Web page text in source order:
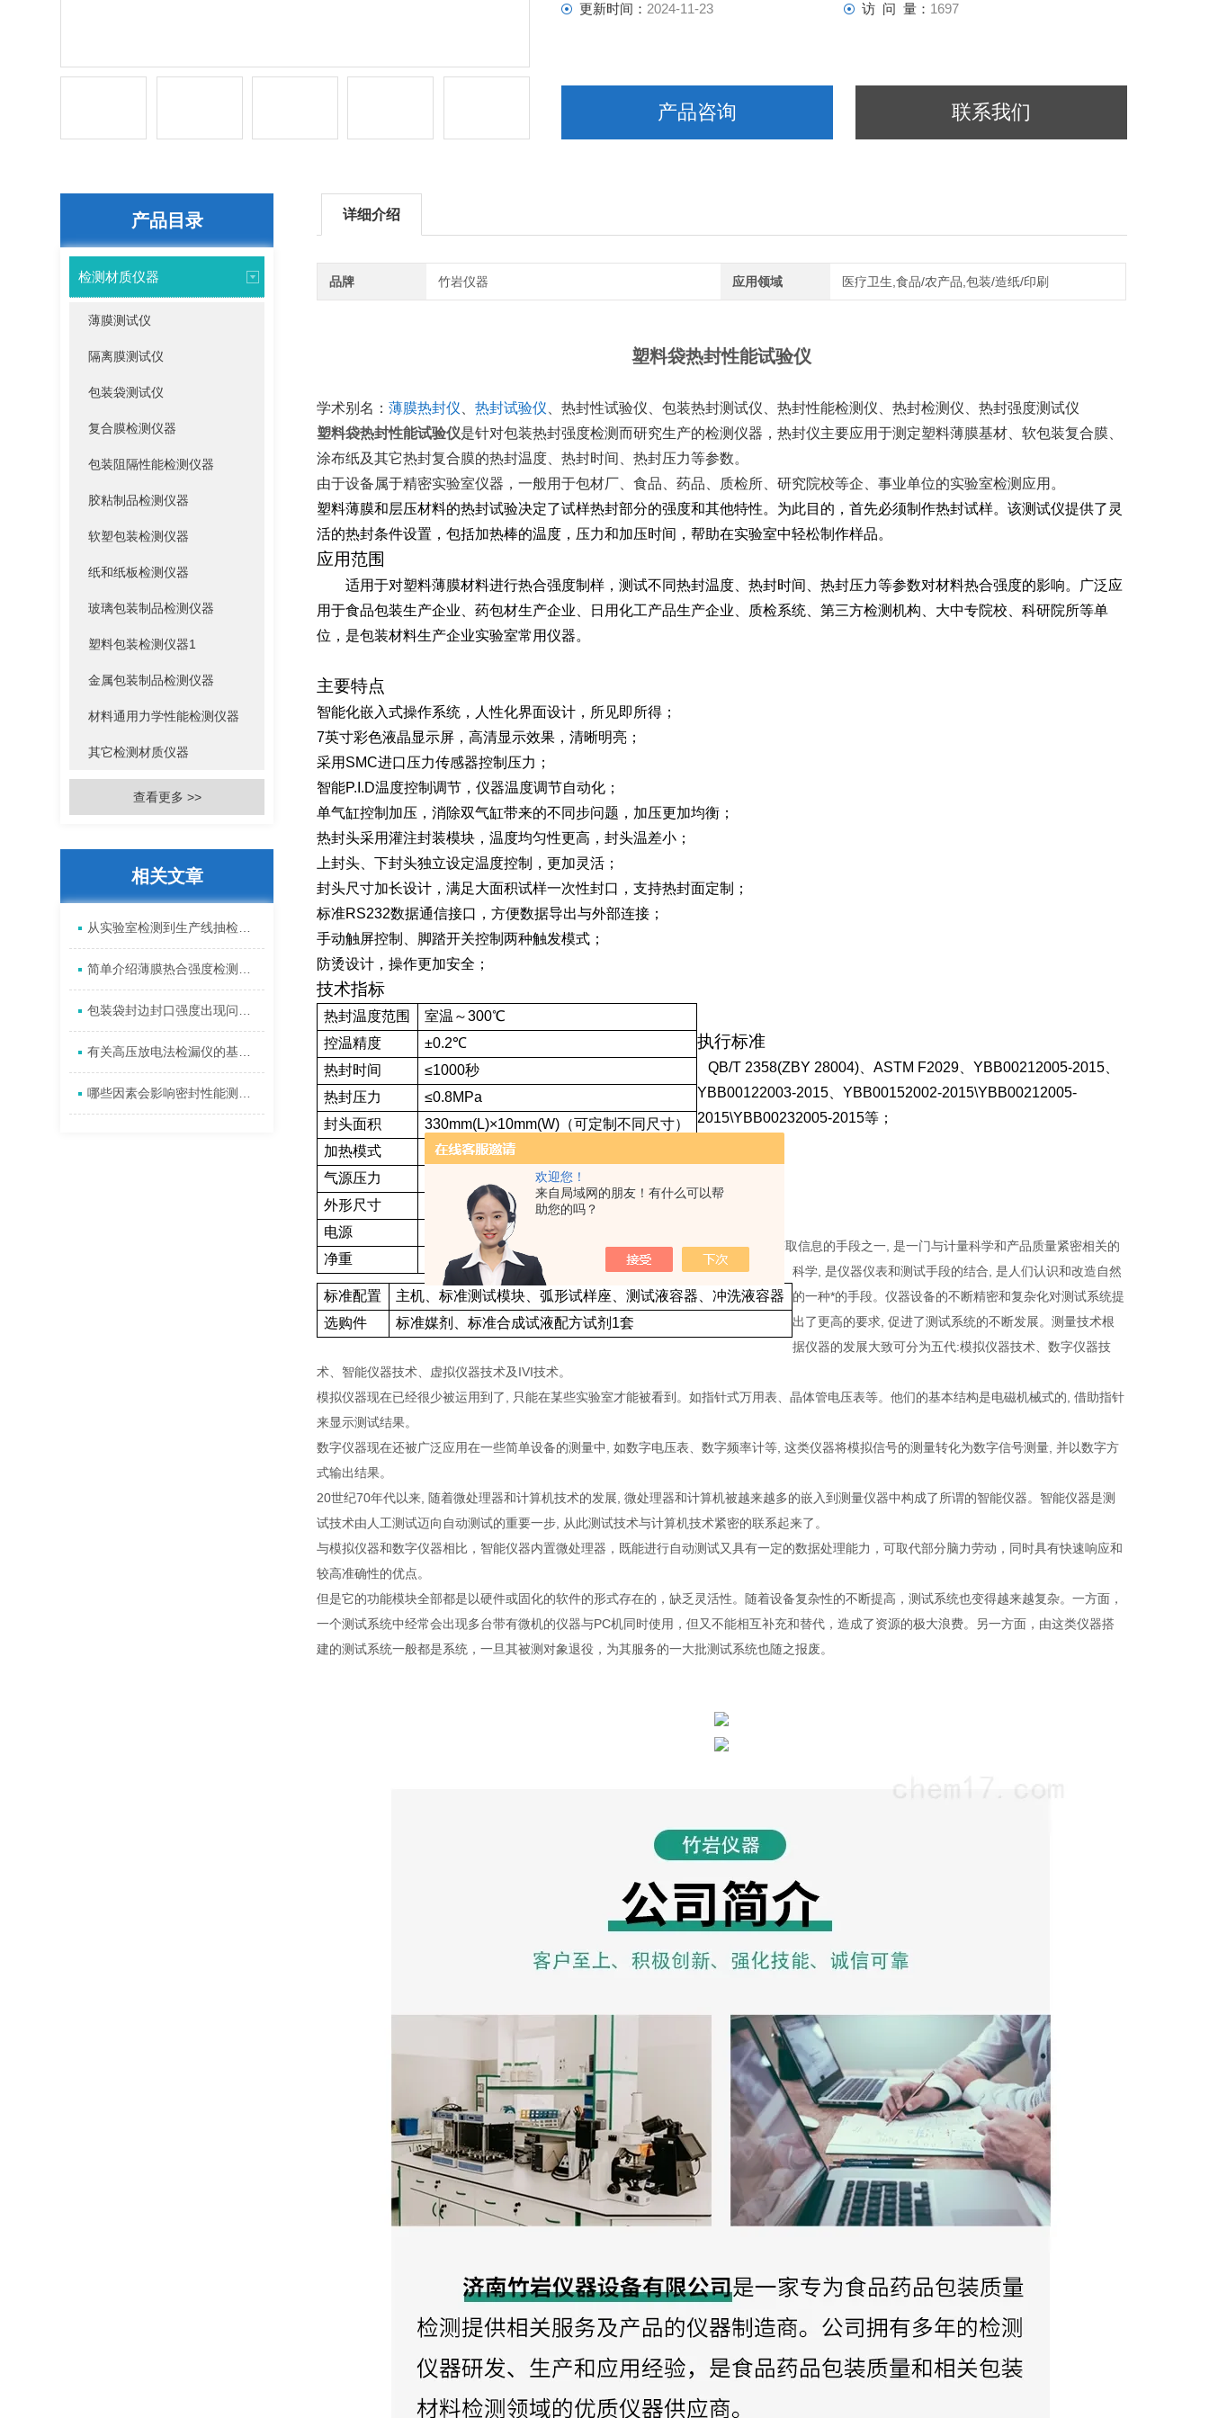
欢迎您！
来自局域网的朋友！有什么可以帮
助您的吗？
更新时间： 2024-11-23 访 问 量： 1697
产品咨询 联系我们
详细介绍
品牌 竹岩仪器 应用领域 医疗卫生,食品/农产品,包装/造纸/印刷
塑料袋热封性能试验仪
学术别名： 薄膜热封仪 热封试验仪 、热封性试验仪、包装热封测试仪、热封性能检测仪、热封检测仪、热封强度测试仪
塑料袋热封性能试验仪是针对包装热封强度检测而研究生产的检测仪器，热封仪主要应用于测定塑料薄膜基材、软包装复合膜、
涂布纸及其它热封复合膜的热封温度、热封时间、热封压力等参数。
由于设备属于精密实验室仪器，一般用于包材厂、食品、药品、质检所、研究院校等企、事业单位的实验室检测应用。
塑料薄膜和层压材料的热封试验决定了试样热封部分的强度和其他特性。为此目的，首先必须制作热封试样。该测试仪提供了灵
活的热封条件设置，包括加热棒的温度，压力和加压时间，帮助在实验室中轻松制作样品。
应用范围
适用于对塑料薄膜材料进行热合强度制样，测试不同热封温度、热封时间、热封压力等参数对材料热合强度的影响。广泛应
用于食品包装生产企业、药包材生产企业、日用化工产品生产企业、质检系统、第三方检测机构、大中专院校、科研院所等单
位，是包装材料生产企业实验室常用仪器。
主要特点
智能化嵌入式操作系统，人性化界面设计，所见即所得；
7英寸彩色液晶显示屏，高清显示效果，清晰明亮；
采用 SMC进口压力传感器控制压力；
智能P.I.D温度控制调节，仪器温度调节自动化；
单气缸控制加压，消除双气缸带来的不同步问题，加压更加均衡；
热封头采用灌注封装模块，温度均匀性更高，封头温差小；
上封头、下封头独立设定温度控制，更加灵活；
封头尺寸加长设计，满足大面积试样一次性封口，支持热封面定制；
标准RS232数据通信接口，方便数据导出与外部连接；
手动触屏控制、脚踏开关控制两种触发模式；
防烫设计，操作更加安全；
技术指标
热封温度范围 室温～300℃
控温精度
±0.2℃
热封时间
≤1000秒
热封压力
≤0.8MPa
封头面积
330mm(L)×10mm(W)（可定制不同尺寸）
加热模式
上下封头双加热，独立控温
气源压力
外形尺寸
570mm(L)×360mm(D)×510mm(H)
电源
220VAC，50Hz
净重
39kg
执行标准
QB/T 2358(ZBY 28004)、 ASTM F2029、 YBB00212005-2015、
YBB00122003-2015、 YBB00152002-2015\YBB00212005-
2015\YBB00232005-2015等；
产品配置
标准配置
主机、标准测试模块、弧形试样座、测试液容器、冲洗液容器
选购件
标准媒剂、标准合成试液配方试剂 1套
测试技术作为获取信息的手段之一, 是一门与计量科学和产品质量紧密相关的
科学, 是仪器仪表和测试手段的结合, 是人们认识和改造自然
的一种*的手段。仪器设备的不断精密和复杂化对测试系统提
出了更高的要求, 促进了测试系统的不断发展。测量技术根
据仪器的发展大致可分为五代:模拟仪器技术、数字仪器技
术、智能仪器技术、虚拟仪器技术及IVI技术。
模拟仪器现在已经很少被运用到了, 只能在某些实验室才能被看到。如指针式万用表、晶体管电压表等。他们的基本结构是电磁机械式的, 借助指针
来显示测试结果。
数字仪器现在还被广泛应用在一些简单设备的测量中, 如数字电压表、数字频率计等, 这类仪器将模拟信号的测量转化为数字信号测量, 并以数字方
式输出结果。
20世纪70年代以来, 随着微处理器和计算机技术的发展, 微处理器和计算机被越来越多的嵌入到测量仪器中构成了所谓的智能仪器。智能仪器是测
试技术由人工测试迈向自动测试的重要一步, 从此测试技术与计算机技术紧密的联系起来了。
与模拟仪器和数字仪器相比，智能仪器内置微处理器，既能进行自动测试又具有一定的数据处理能力，可取代部分脑力劳动，同时具有快速响应和
较高准确性的优点。
但是它的功能模块全部都是以硬件或固化的软件的形式存在的，缺乏灵活性。随着设备复杂性的不断提高，测试系统也变得越来越复杂。一方面，
一个测试系统中经常会出现多台带有微机的仪器与PC机同时使用，但又不能相互补充和替代，造成了资源的极大浪费。另一方面，由这类仪器搭
建的测试系统一般都是系统，一旦其被测对象退役，为其服务的一大批测试系统也随之报废。
产品目录
检测材质仪器
薄膜测试仪
隔离膜测试仪
包装袋测试仪
复合膜检测仪器
包装阻隔性能检测仪器
胶粘制品检测仪器
软塑包装检测仪器
纸和纸板检测仪器
玻璃包装制品检测仪器
塑料包装检测仪器1
金属包装制品检测仪器
材料通用力学性能检测仪器
其它检测材质仪器
查看更多 >>
相关文章